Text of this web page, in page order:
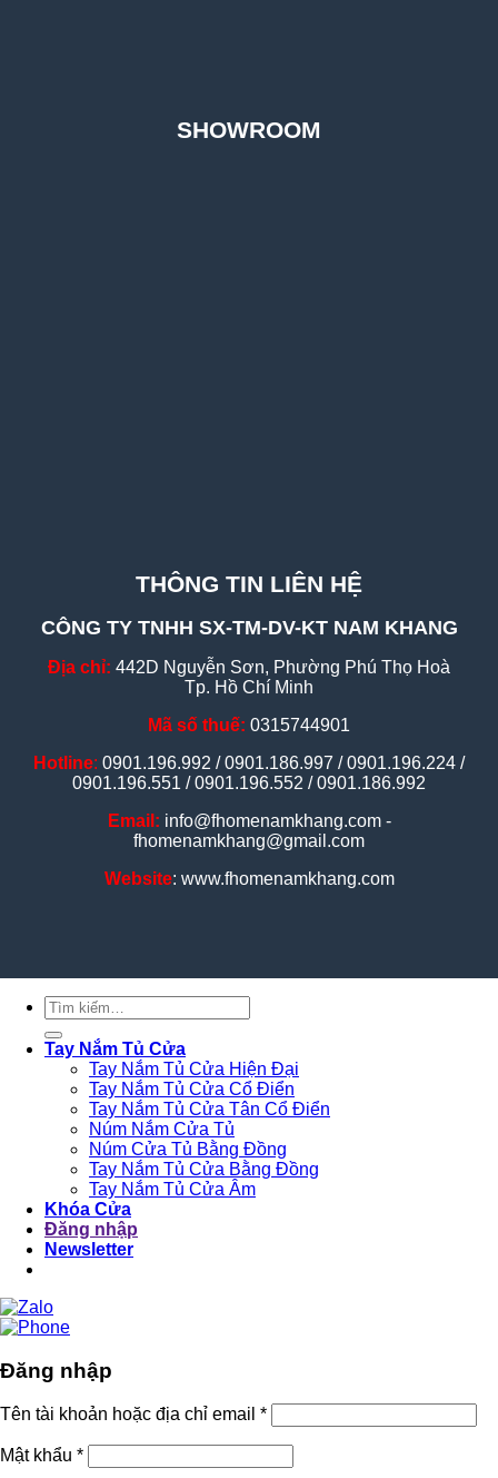
SHOWROOM
THÔNG TIN LIÊN HỆ
CÔNG TY TNHH SX-TM-DV-KT NAM KHANG
Địa chỉ: 442D Nguyễn Sơn, Phường Phú Thọ Hoà
Tp. Hồ Chí Minh
Mã số thuế: 0315744901
Hotline: 0901.196.992 / 0901.186.997 / 0901.196.224 /
0901.196.551 / 0901.196.552 / 0901.186.992
Email: info@fhomenamkhang.com -
fhomenamkhang@gmail.com
Website: www.fhomenamkhang.com
Tìm
kiếm:
Tay Nắm Tủ Cửa
Tay Nắm Tủ Cửa Hiện Đại
Tay Nắm Tủ Cửa Cổ Điển
Tay Nắm Tủ Cửa Tân Cổ Điển
Núm Nắm Cửa Tủ
Núm Cửa Tủ Bằng Đồng
Tay Nắm Tủ Cửa Bằng Đồng
Tay Nắm Tủ Cửa Âm
Khóa Cửa
Đăng nhập
Newsletter
Đăng nhập
Tên tài khoản hoặc địa chỉ email *
Mật khẩu *